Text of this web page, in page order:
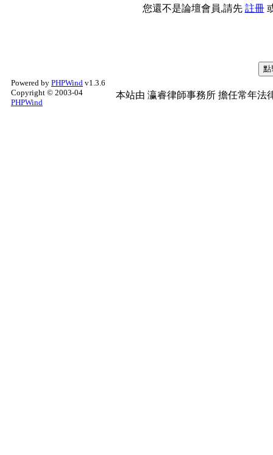
您還不是論壇會員,請先 註冊
Powered by PHPWind v1.3.6
Copyright © 2003-04
PHPWind
本站由 瀛睿律師事務所 擔任常年法